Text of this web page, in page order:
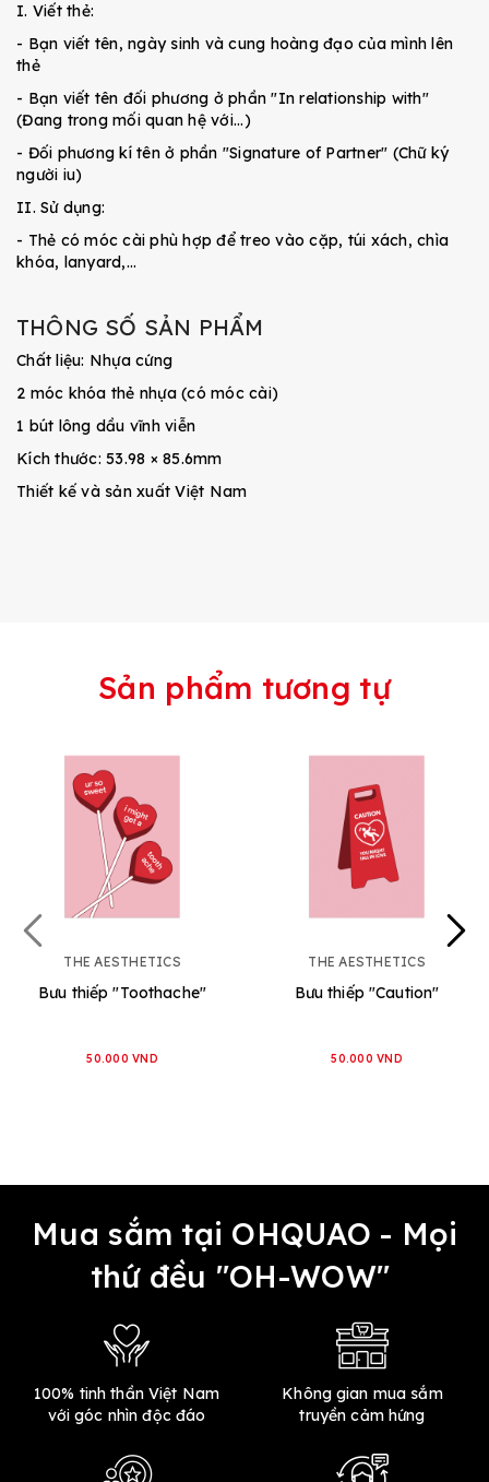
I. Viết thẻ:
- Bạn viết tên, ngày sinh và cung hoàng đạo của mình lên
thẻ
- Bạn viết tên đối phương ở phần "In relationship with"
(Đang trong mối quan hệ với...)
- Đối phương kí tên ở phần "Signature of Partner" (Chữ ký
người iu)
II. Sử dụng:
- Thẻ có móc cài phù hợp để treo vào cặp, túi xách, chìa
khóa, lanyard,...
THÔNG SỐ SẢN PHẨM
Chất liệu: Nhựa cứng
2 móc khóa thẻ nhựa (có móc cài)
1 bút lông dầu vĩnh viễn
Kích thước: 53.98 × 85.6mm
Thiết kế và sản xuất Việt Nam
Sản phẩm tương tự
THE AESTHETICS
Bưu thiếp "Toothache"
50.000 VND
THE AESTHETICS
Bưu thiếp "Caution"
50.000 VND
Mua sắm tại OHQUAO - Mọi
thứ đều "OH-WOW"
100% tinh thần Việt Nam
với góc nhìn độc đáo
Không gian mua sắm
truyền cảm hứng